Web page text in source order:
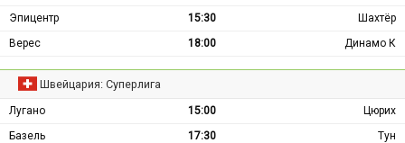
Эпицентр
15:30
Шахтёр
Верес
18:00 Динамо К
Швейцария: Суперлига
Лугано 15:00
Цюрих
Базель
17:30
Тун